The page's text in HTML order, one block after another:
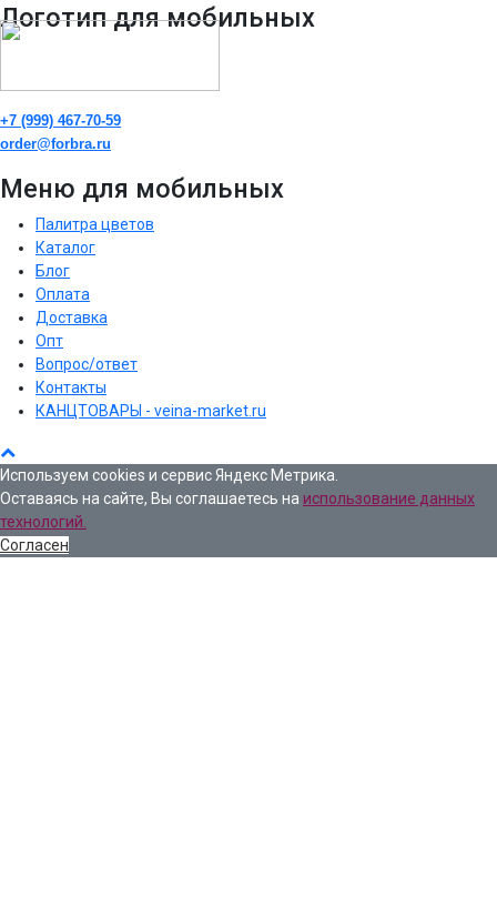
Логотип для мобильных
+7 (999) 467-70-59
order@forbra.ru
Меню для мобильных
Палитра цветов
Каталог
Блог
Оплата
Доставка
Опт
Вопрос/ответ
Контакты
КАНЦТОВАРЫ - veina-market.ru
Используем cookies и сервис Яндекс Метрика.
Оставаясь на сайте, Вы соглашаетесь на использование данных
технологий.
Согласен